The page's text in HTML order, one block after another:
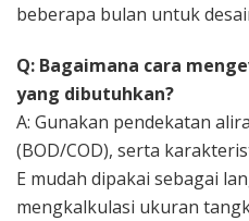
beberapa bulan untuk
Q: Bagaimana cara
yang dibutuhkan?
A: Gunakan pendekatan
(BOD/COD), serta
E mudah dipakai sebagai
mengkalkulasi ukuran